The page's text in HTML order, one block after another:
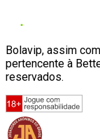
Bolavip, assim
pertencente à
reservados.